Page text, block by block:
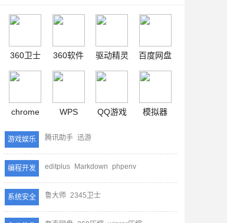
360卫士 360软件 驱动精灵 百度网盘
chrome WPS QQ游戏 模拟器
游戏娱乐 腾讯助手 迅游
编程开发 editplus Markdown phpenv
系统安全 鲁大师 2345卫士